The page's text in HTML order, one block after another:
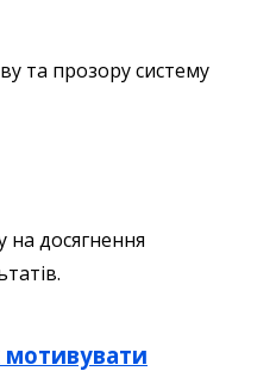
та прозору систему
досягнення
мотивувати